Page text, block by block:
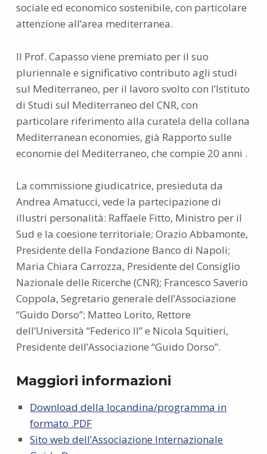
sociale ed economico sostenibile, con particolare
attenzione all’area mediterranea.
Il Prof. Capasso viene premiato per il suo
pluriennale e significativo contributo agli studi
sul Mediterraneo, per il lavoro svolto con l’Istituto
di Studi sul Mediterraneo del CNR, con
particolare riferimento alla curatela della collana
Mediterranean economies, già Rapporto sulle
economie del Mediterraneo, che compie 20 anni .
La commissione giudicatrice, presieduta da
Andrea Amatucci, vede la partecipazione di
illustri personalità: Raffaele Fitto, Ministro per il
Sud e la coesione territoriale; Orazio Abbamonte,
Presidente della Fondazione Banco di Napoli;
Maria Chiara Carrozza, Presidente del Consiglio
Nazionale delle Ricerche (CNR); Francesco Saverio
Coppola, Segretario generale dell’Associazione
“Guido Dorso”; Matteo Lorito, Rettore
dell’Università “Federico II” e Nicola Squitieri,
Presidente dell’Associazione “Guido Dorso”.
Maggiori informazioni
Download della locandina/programma in
formato .PDF
Sito web dell’Associazione Internazionale